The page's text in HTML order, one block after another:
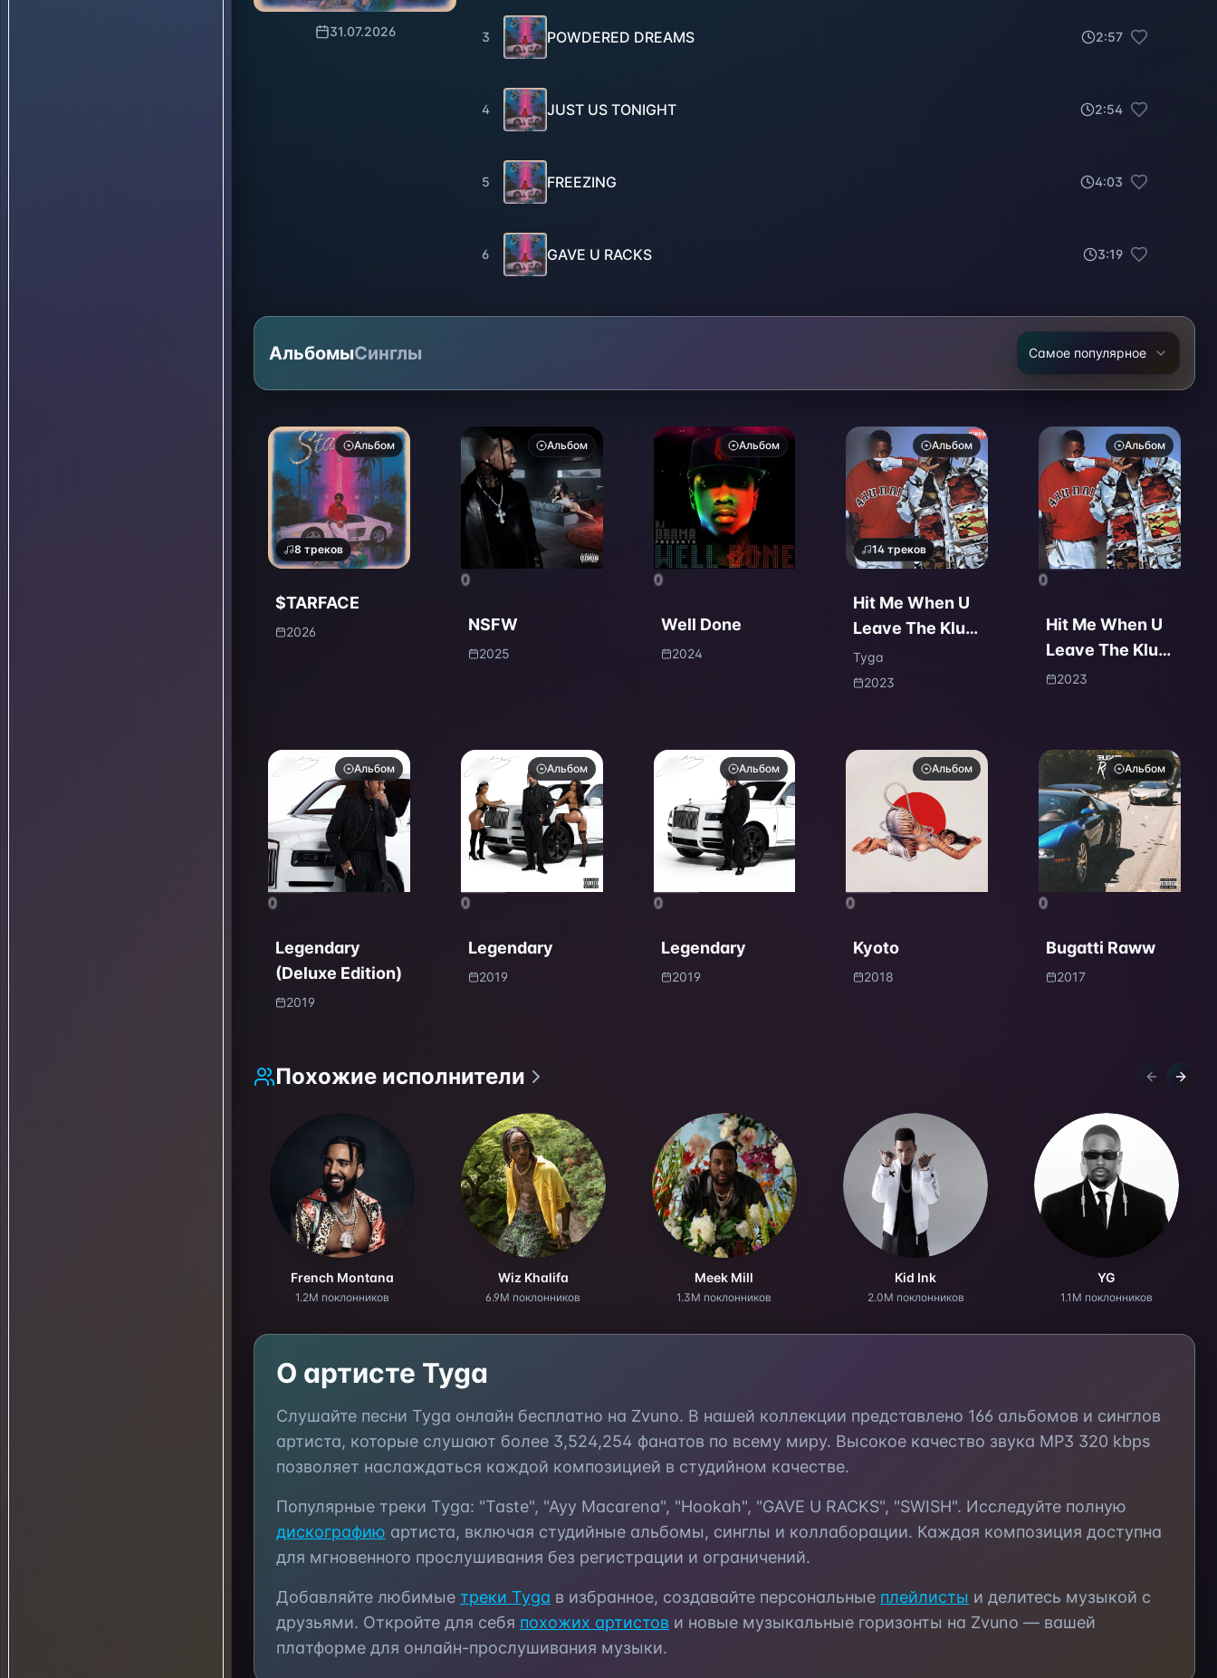
31.07.2026 3 POWDERED DREAMS 2:57
4 JUST US TONIGHT 2:54
5 FREEZING 4:03
6 GAVE U RACKS 3:19
АльбомыСинглы Самое популярное
Альбом
8 треков
$TARFACE
2026
Альбом
0
NSFW
2025
Альбом
0
Well Done
2024
Альбом
14 треков
Hit Me When U
Leave The Klub:
The Playlist
Tyga
2023
Альбом
0
Hit Me When U
Leave The Klub:
The Playlist
2023
Альбом
0
Legendary
(Deluxe Edition)
2019
Альбом
0
Legendary
2019
Альбом
0
Legendary
2019
Альбом
0
Kyoto
2018
Альбом
0
Bugatti Raww
2017
Похожие исполнители Previous
Next
French Montana
1.2M поклонников
Wiz Khalifa
6.9M поклонников
Meek Mill
1.3M поклонников
Kid Ink
2.0M поклонников
YG
1.1M поклонников
О артисте Tyga
Слушайте песни Tyga онлайн бесплатно на Zvuno. В нашей коллекции представлено 166 альбомов и синглов
артиста, которые слушают более 3,524,254 фанатов по всему миру. Высокое качество звука MP3 320 kbps
позволяет наслаждаться каждой композицией в студийном качестве.
Популярные треки Tyga: "Taste", "Ayy Macarena", "Hookah", "GAVE U RACKS", "SWISH". Исследуйте полную
дискографию артиста, включая студийные альбомы, синглы и коллаборации. Каждая композиция доступна
для мгновенного прослушивания без регистрации и ограничений.
Добавляйте любимые треки Tyga в избранное, создавайте персональные плейлисты и делитесь музыкой с
друзьями. Откройте для себя похожих артистов и новые музыкальные горизонты на Zvuno — вашей
платформе для онлайн-прослушивания музыки.